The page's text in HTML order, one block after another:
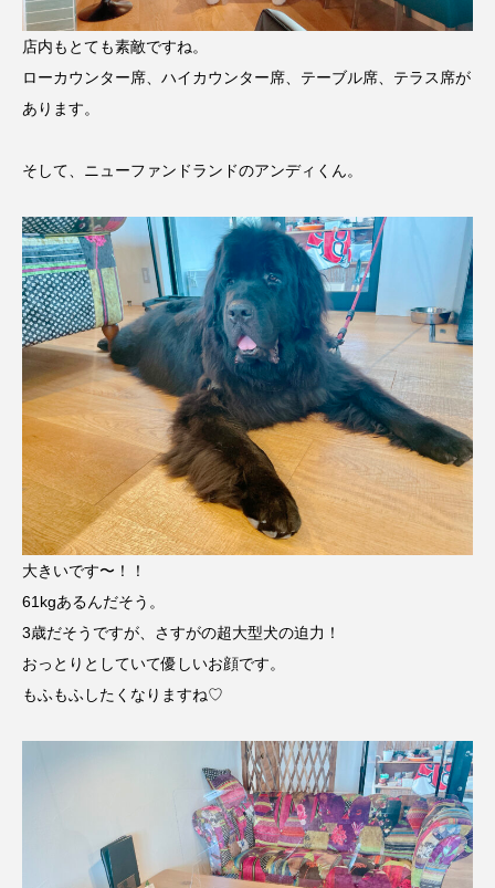
店内もとても素敵ですね。
ローカウンター席、ハイカウンター席、テーブル席、テラス席が
あります。
そして、ニューファンドランドのアンディくん。
大きいです〜！！
61kgあるんだそう。
3歳だそうですが、さすがの超大型犬の迫力！
おっとりとしていて優しいお顔です。
もふもふしたくなりますね♡